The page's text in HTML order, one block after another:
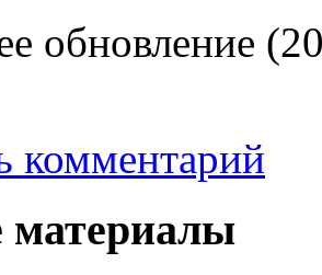
обновление
комментарий
материалы